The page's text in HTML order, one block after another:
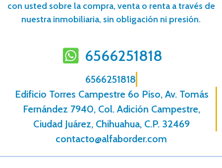
con usted sobre la compra, venta o renta a través de
nuestra inmobiliaria, sin obligación ni presión.
6566251818
6566251818
Edificio Torres Campestre 6o Piso, Av. Tomás
Fernández 7940, Col. Adición Campestre,
Ciudad Juárez, Chihuahua, C.P. 32469
contacto@alfaborder.com